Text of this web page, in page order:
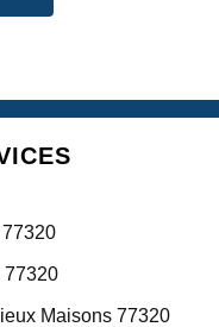
77320
Maisons 77320